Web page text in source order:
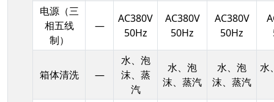
电源（三
相五线
制）
—
AC380V
50Hz
AC380V
50Hz
AC380V
50Hz
箱体清洗 —
水、泡
沫、蒸
汽
水、泡
沫、蒸汽
水、泡
沫、蒸汽
水